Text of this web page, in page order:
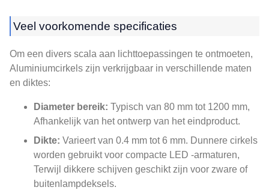
Veel voorkomende specificaties
Om een ​​divers scala aan lichttoepassingen te ontmoeten,
Aluminiumcirkels zijn verkrijgbaar in verschillende maten
en diktes:
Diameter bereik: Typisch van 80 mm tot 1200 mm,
Afhankelijk van het ontwerp van het eindproduct.
Dikte: Varieert van 0.4 mm tot 6 mm. Dunnere cirkels
worden gebruikt voor compacte LED -armaturen,
Terwijl dikkere schijven geschikt zijn voor zware of
buitenlampdeksels.